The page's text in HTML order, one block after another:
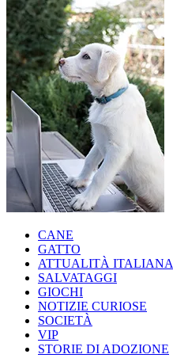
CANE
GATTO
ATTUALITÀ ITALIANA
SALVATAGGI
GIOCHI
NOTIZIE CURIOSE
SOCIETÀ
VIP
STORIE DI ADOZIONE